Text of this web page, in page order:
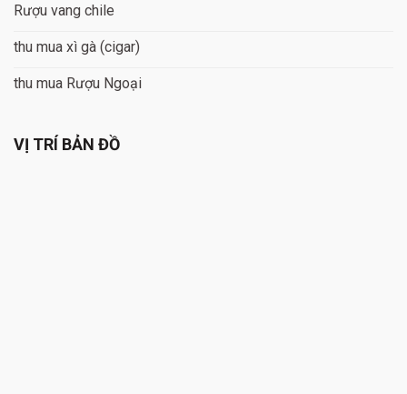
Rượu vang chile
thu mua xì gà (cigar)
thu mua Rượu Ngoại
VỊ TRÍ BẢN ĐỒ